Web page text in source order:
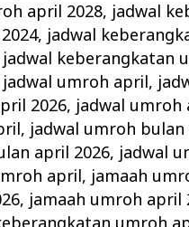
april 2028, jadwal
, jadwal
jadwal keberangkatan
jadwal umroh april,
2026, jadwal umroh
, jadwal umroh bulan
april 2026, jadwal
april, jamaah
, jamaah umroh april